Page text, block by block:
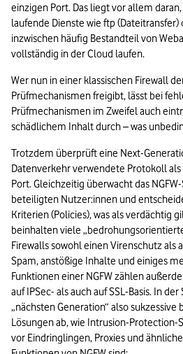
einzigen Port. Das liegt vor allem
laufende Dienste wie ftp (Dateitransfer)
inzwischen häufig Bestandteil von
vollständig in der Cloud laufen.
Wer nun in einer klassischen Firewall
Prüfmechanismen freigibt, lässt bei
Prüfmechanismen im Zweifel auch
schädlichem Inhalt durch – was
Trotzdem überprüft eine Next-
Datenverkehr verwendete Protokoll
Port. Gleichzeitig überwacht das
beteiligten Nutzer:innen und
Kriterien (Policies), was als verdächtig
beinhalten viele
Firewalls sowohl einen Virenschutz als
Spam, anstößige Inhalte und einiges
Funktionen einer NGFW zählen
auf IPSec- als auch auf SSL-Basis. In
„nächsten Generation“ also
Lösungen ab, wie Intrusion-Protection-
vor Eindringlingen, Proxies und